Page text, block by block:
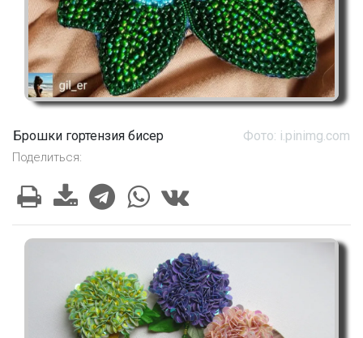
Брошки гортензия бисер Фото: i.pinimg.com
Поделиться: